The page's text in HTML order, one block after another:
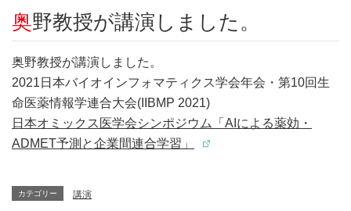
奥野教授が講演しました。
奥野教授が講演しました。
2021日本バイオインフォマティクス学会年会・第10回生
命医薬情報学連合大会(IIBMP 2021)
日本オミックス医学会シンポジウム「AIによる薬効・
ADMET予測と企業間連合学習」
カテゴリー 講演